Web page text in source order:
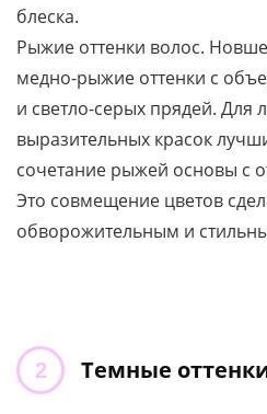
блеска.
Рыжие оттенки волос.
медно-рыжие оттенки с
и светло-серых прядей. Для
выразительных красок
сочетание рыжей основы с
Это совмещение цветов
обворожительным и
Темные